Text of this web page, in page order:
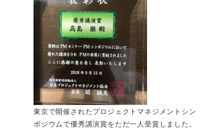
東京で開催されたプロジェクトマネジメントシン
ポジウムで優秀講演賞をただ一人受賞しました。